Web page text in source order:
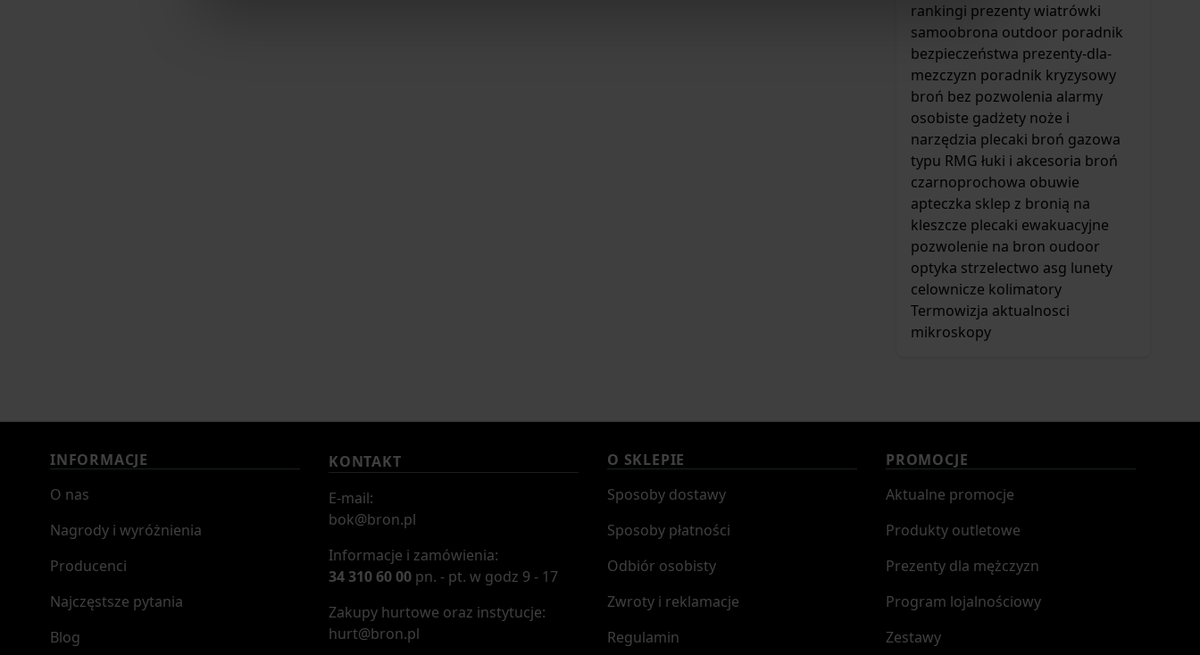
rankingi prezentywiatrówki
samoobrona outdoor poradnik
bezpieczeństwa prezenty-dla-
mezczyzn poradnik kryzysowy
broń bez pozwolenia alarmy
osobiste gadżety noże i
narzędzia plecaki broń gazowa
typu RMG łuki i akcesoria broń
czarnoprochowa obuwie
apteczka sklep z bronią na
kleszcze plecaki ewakuacyjne
pozwolenie na bron oudoor
optyka strzelectwo asg lunety
celownicze kolimatory
Termowizja aktualnosci
mikroskopy
INFORMACJE
O nas
Nagrody i wyróżnienia
Producenci
Najczęstsze pytania
Blog
KONTAKT
E-mail:
bok@bron.pl
Informacje i zamówienia:
34 310 60 00 pn. - pt. w godz 9 - 17
Zakupy hurtowe oraz instytucje:
hurt@bron.pl
O SKLEPIE
Sposoby dostawy
Sposoby płatności
Odbiór osobisty
Zwroty i reklamacje
Regulamin
PROMOCJE
Aktualne promocje
Produkty outletowe
Prezenty dla mężczyzn
Program lojalnościowy
Zestawy